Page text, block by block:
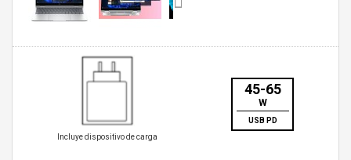
Incluye dispositivo de carga
45-65
W
USB PD